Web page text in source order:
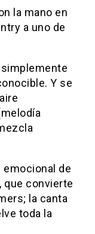
la mano en
a uno de
simplemente
Y se
de
que convierte
la canta
toda la